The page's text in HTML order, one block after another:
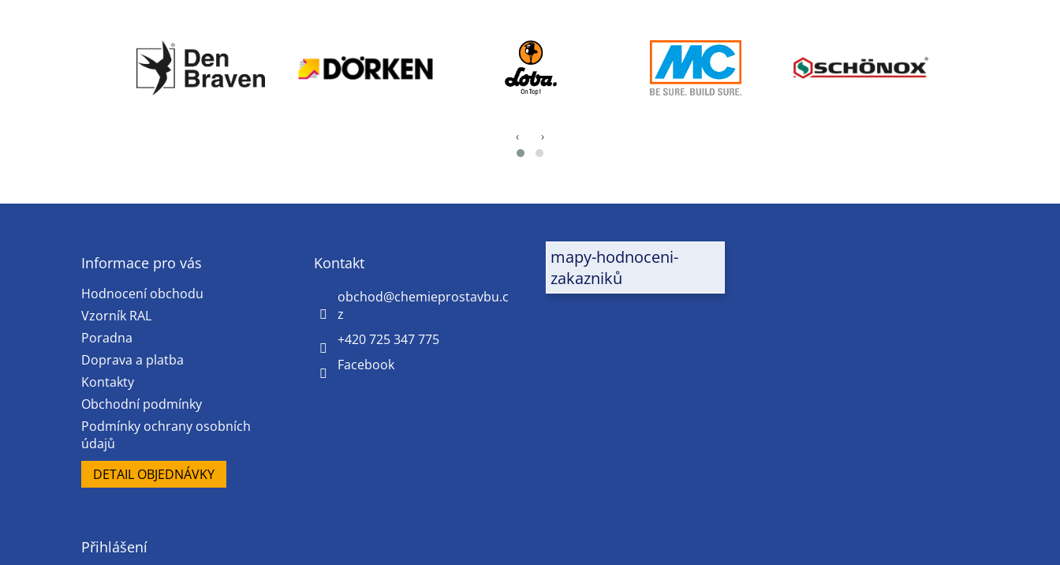
‹ ›
Informace pro vás
Hodnocení obchodu
Vzorník RAL
Poradna
Doprava a platba
Kontakty
Obchodní podmínky
Podmínky ochrany osobních
údajů
DETAIL OBJEDNÁVKY
Kontakt
obchod@chemieprostavbu.c
z
+420 725 347 775
Facebook
mapy-hodnoceni-
zakazniků
Přihlášení